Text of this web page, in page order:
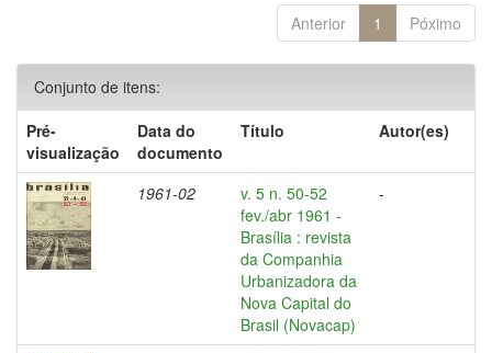
Anterior 1 Póximo
Conjunto de itens:
Pré-
visualização
Data do
documento
Título Autor(es)
1961-02
v. 5 n. 50-52
fev./abr 1961 -
Brasília : revista
da Companhia
Urbanizadora da
Nova Capital do
Brasil (Novacap)
-